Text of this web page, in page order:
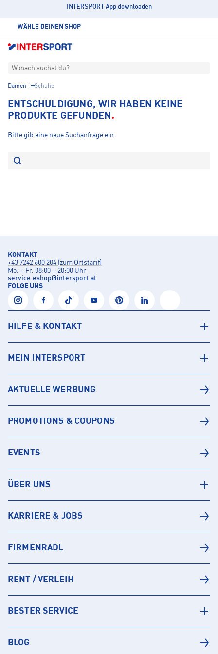
INTERSPORT App downloaden
WÄHLE DEINEN SHOP
Wonach suchst du?
Damen Schuhe
ENTSCHULDIGUNG, WIR HABEN KEINE
PRODUKTE GEFUNDEN
Bitte gib eine neue Suchanfrage ein.
KONTAKT
+43 7242 600 204 (zum Ortstarif)
Mo. – Fr. 08:00 – 20:00 Uhr
service.eshop@intersport.at
FOLGE UNS
HILFE & KONTAKT
MEIN INTERSPORT
AKTUELLE WERBUNG
PROMOTIONS & COUPONS
EVENTS
ÜBER UNS
KARRIERE & JOBS
FIRMENRADL
RENT / VERLEIH
BESTER SERVICE
BLOG